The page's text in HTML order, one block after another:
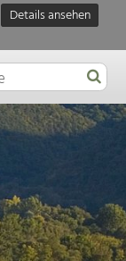
Details ansehen